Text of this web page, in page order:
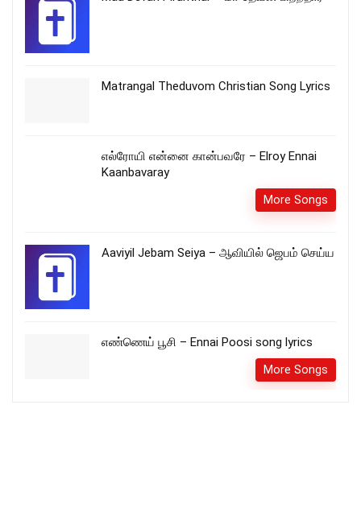
Matrangal Theduvom Christian Song Lyrics
எல்ரோயி என்னை கான்பவரே – Elroy Ennai
Kaanbavaray
More Songs
Aaviyil Jebam Seiya – ஆவியில் ஜெபம் செய்ய
எண்ணெய் பூசி – Ennai Poosi song lyrics
More Songs